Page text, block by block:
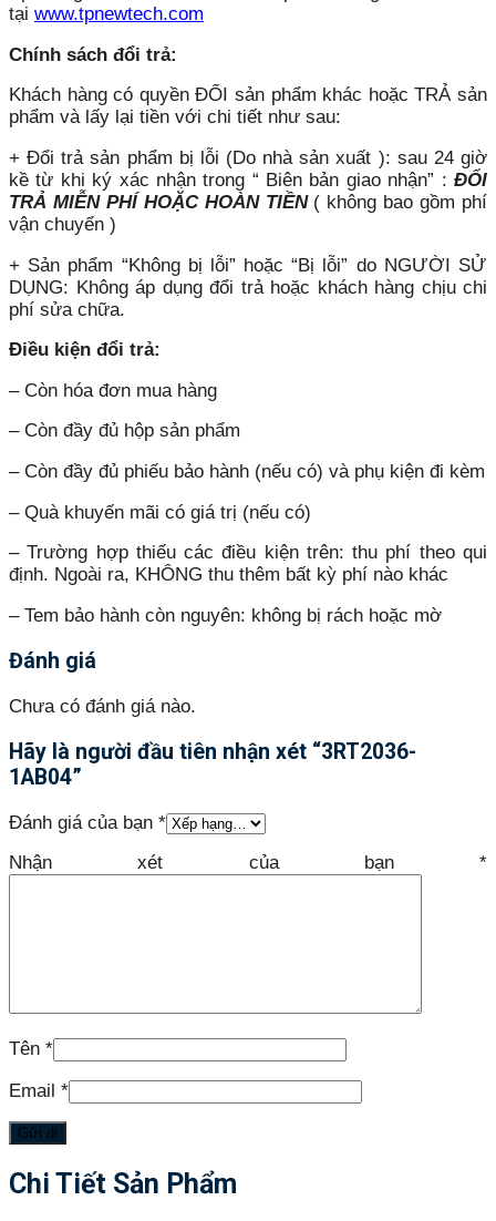
tại www.tpnewtech.com
Chính sách đổi trả:
Khách hàng có quyền ĐỔI sản phẩm khác hoặc TRẢ sản
phẩm và lấy lại tiền với chi tiết như sau:
+ Đổi trả sản phẩm bị lỗi (Do nhà sản xuất ): sau 24 giờ
kề từ khi ký xác nhận trong “ Biên bản giao nhận” : ĐỔI
TRẢ MIỄN PHÍ HOẶC HOÀN TIỀN( không bao gồm phí
vận chuyển )
+ Sản phẩm “Không bị lỗi” hoặc “Bị lỗi” do NGƯỜI SỬ
DỤNG: Không áp dụng đổi trả hoặc khách hàng chịu chi
phí sửa chữa.
Điều kiện đổi trả:
– Còn hóa đơn mua hàng
– Còn đầy đủ hộp sản phẩm
– Còn đầy đủ phiếu bảo hành (nếu có) và phụ kiện đi kèm
– Quà khuyến mãi có giá trị (nếu có)
– Trường hợp thiếu các điều kiện trên: thu phí theo qui
định. Ngoài ra, KHÔNG thu thêm bất kỳ phí nào khác
– Tem bảo hành còn nguyên: không bị rách hoặc mờ
Đánh giá
Chưa có đánh giá nào.
Hãy là người đầu tiên nhận xét “3RT2036-
1AB04”
Đánh giá của bạn *
Nhận xét của bạn *
Tên *
Email *
Chi Tiết Sản Phẩm